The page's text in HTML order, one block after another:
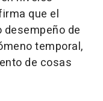
que el
de
temporal,
de cosas